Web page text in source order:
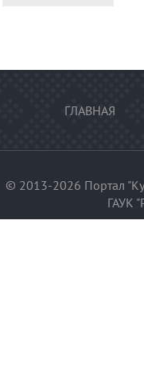
ГЛАВНАЯ
© 2013-2026 Портал
ГАУК